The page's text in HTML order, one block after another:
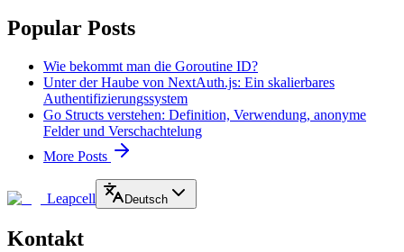
Popular Posts
Wie bekommt man die Goroutine ID?
Unter der Haube von NextAuth.js: Ein skalierbares
Authentifizierungssystem
Go Structs verstehen: Definition, Verwendung, anonyme
Felder und Verschachtelung
More Posts
Leapcell Deutsch
Kontakt